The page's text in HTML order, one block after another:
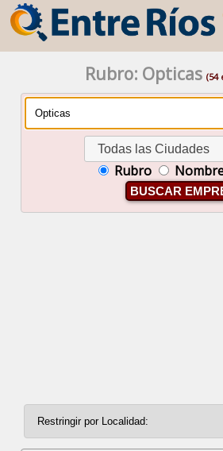
Rubro: Opticas(54
Todas las Ciudades
Rubro
BUSCAR